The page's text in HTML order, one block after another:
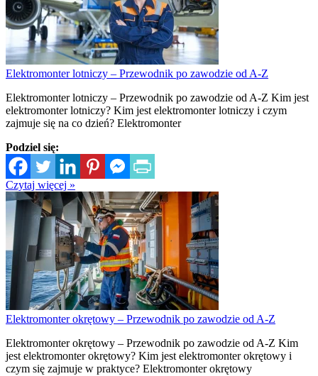
Elektromonter lotniczy – Przewodnik po zawodzie od A-Z
Elektromonter lotniczy – Przewodnik po zawodzie od A-Z Kim jest
elektromonter lotniczy? Kim jest elektromonter lotniczy i czym
zajmuje się na co dzień? Elektromonter
Podziel się:
Czytaj więcej »
Elektromonter okrętowy – Przewodnik po zawodzie od A-Z
Elektromonter okrętowy – Przewodnik po zawodzie od A-Z Kim
jest elektromonter okrętowy? Kim jest elektromonter okrętowy i
czym się zajmuje w praktyce? Elektromonter okrętowy